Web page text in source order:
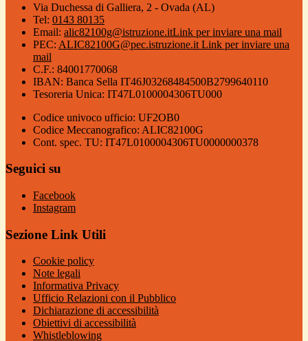
Via Duchessa di Galliera, 2 - Ovada (AL)
Tel: 0143 80135
Email: alic82100g@istruzione.itLink per inviare una mail
PEC: ALIC82100G@pec.istruzione.it Link per inviare una
mail
C.F.: 84001770068
IBAN: Banca Sella IT46J03268484500B2799640110
Tesoreria Unica: IT47L0100004306TU000
Codice univoco ufficio: UF2OB0
Codice Meccanografico: ALIC82100G
Cont. spec. TU: IT47L0100004306TU0000000378
Seguici su
Facebook
Instagram
Sezione Link Utili
Cookie policy
Note legali
Informativa Privacy
Ufficio Relazioni con il Pubblico
Dichiarazione di accessibilità
Obiettivi di accessibilità
Whistleblowing